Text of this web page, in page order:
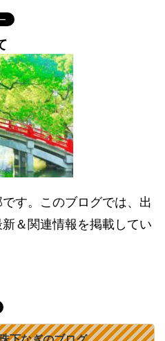
す。このブログでは、出
＆関連情報を掲載してい